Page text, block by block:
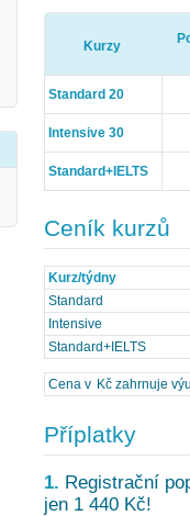
Kurzy
Standard 20
Intensive 30
Standard+IELTS
Ceník kurzů
Kurz/týdny
Standard
Intensive
Standard+IELTS
Cena v Kč zahrnuje
Příplatky
1. Registrační
jen 1 440 Kč!